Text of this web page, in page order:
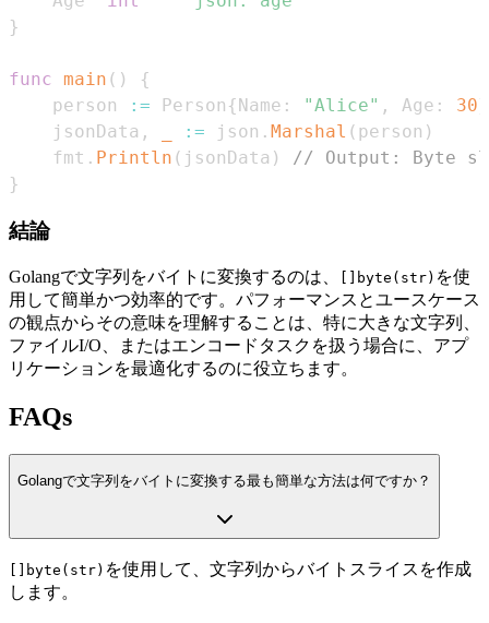
}
func main ( )
{
    person
:= Person {Name : "Alice" , Age : 30
    jsonData
, := json . Marshal ( person )
    fmt
. Println ( jsonData )
// Output: Byte
}
結論
Golangで文字列をバイトに変換するのは、 []byte(str) を使
用して簡単かつ効率的です。パフォーマンスとユースケース
の観点からその意味を理解することは、特に大きな文字列、
ファイルI/O、またはエンコードタスクを扱う場合に、アプ
リケーションを最適化するのに役立ちます。
FAQs
Golangで文字列をバイトに変換する最も簡単な方法は何ですか？
[]byte(str) を使用して、文字列からバイトスライスを作成
します。